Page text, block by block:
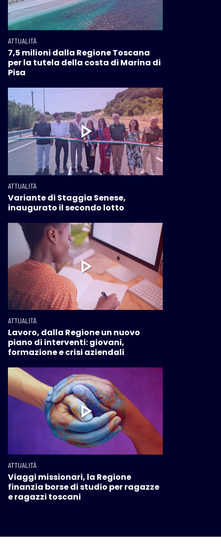
ATTUALITÀ
7,5 milioni dalla Regione Toscana
per la tutela della costa di Marina di
Pisa
ATTUALITÀ
Variante di Staggia Senese,
inaugurato il secondo lotto
ATTUALITÀ
Lavoro, dalla Regione un nuovo
piano di interventi: giovani,
formazione e crisi aziendali
ATTUALITÀ
Viaggi missionari, la Regione
finanzia borse di studio per ragazze
e ragazzi toscani